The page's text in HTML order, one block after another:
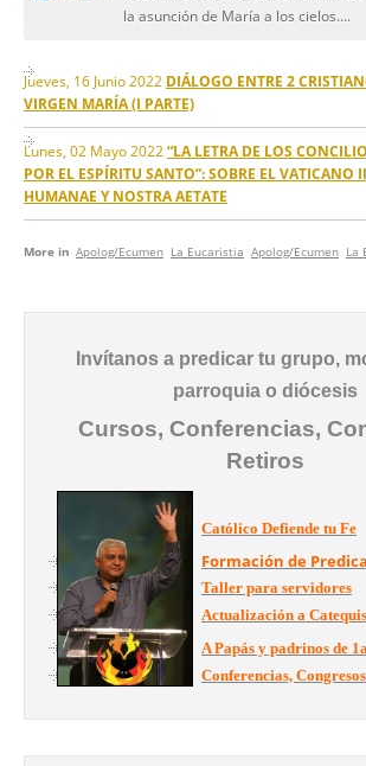
la asunción de María a los cielos....
Jueves, 16 Junio 2022 DIÁLOGO ENTRE 2
VIRGEN MARÍA (I PARTE)
Lunes, 02 Mayo 2022 “LA LETRA DE LOS
POR EL ESPÍRITU SANTO”: SOBRE EL VATICANO
HUMANAE Y NOSTRA AETATE
More in Apolog/Ecumen La Eucaristia Apolog/Ecumen La
Invítanos a predicar tu grupo,
parroquia o diócesis
Cursos, Conferencias,
Retiros
Católico Defiende tu Fe
Formación de
Taller para servidores
Actualización a
A Papás y padrinos de
Conferencias,